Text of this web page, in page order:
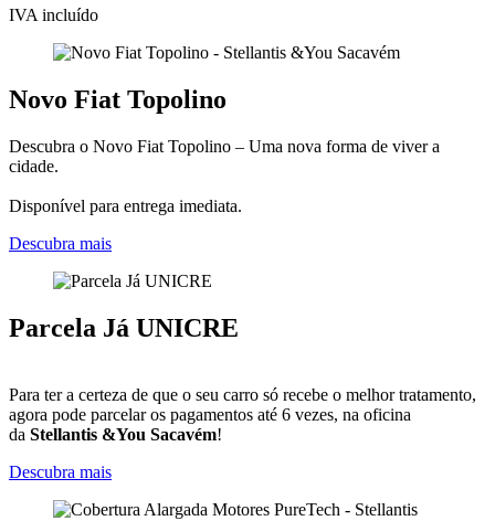
IVA incluído
Novo Fiat Topolino
Descubra o Novo Fiat Topolino – Uma nova forma de viver a
cidade.
Disponível para entrega imediata.
Descubra mais
Parcela Já UNICRE
Para ter a certeza de que o seu carro só recebe o melhor tratamento,
agora pode parcelar os pagamentos até 6 vezes, na oficina
da Stellantis &You Sacavém!
Descubra mais